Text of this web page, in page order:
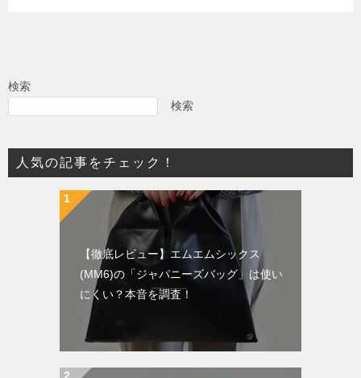
検索
検索
人気の記事をチェック！
【徹底レビュー】エムエムシックス
(MM6)の「ジャパニーズバッグ」は使い
にくい？本音を調査！